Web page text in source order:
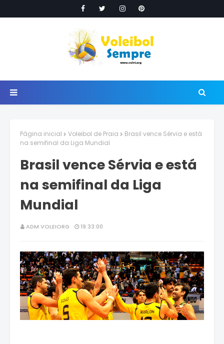
Página inicial Voleibol de Praia
Brasil vence Sérvia e está
na semifinal da Liga Mundial
Brasil vence Sérvia e está
na semifinal da Liga
Mundial
ADM VOLEIORG 19:33:00